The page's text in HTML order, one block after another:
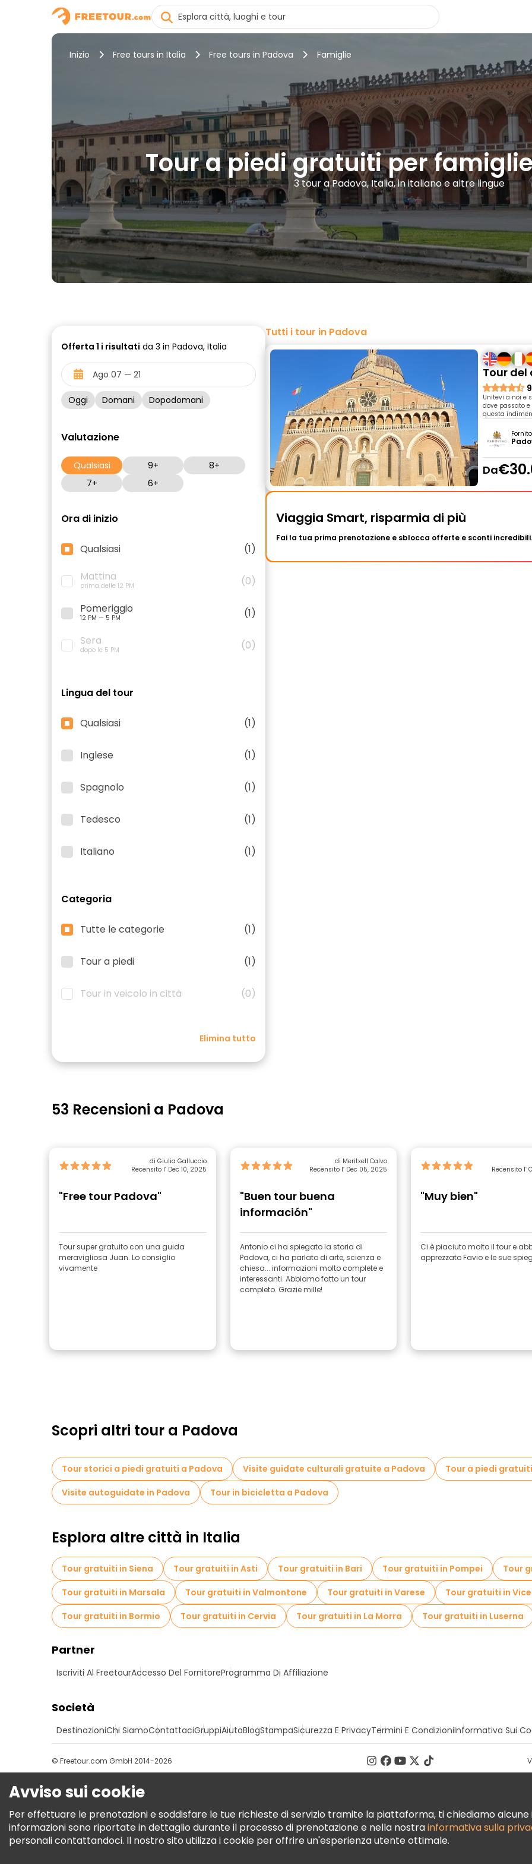
Inizio Free tours in Italia Free tours in Padova Famiglie
Tour a piedi gratuiti per
3 tour a Padova, Italia, in italiano e altre lingue
Offerta 1 i risultati da 3 in Padova, Italia
Oggi Domani Dopodomani
Valutazione
Qualsiasi 9+
8+
7+
6+
Ora di inizio
Qualsiasi
(1)
Mattina
prima delle 12 PM
(0)
Pomeriggio
12 PM — 5 PM
(1)
Sera
dopo le 5 PM (0)
Lingua del tour
Qualsiasi (1)
Inglese (1)
Spagnolo (1)
Tedesco (1)
Italiano (1)
Categoria
Tutte le categorie (1)
Tour a piedi (1)
Tour in veicolo in città (0)
Elimina tutto
Tutti i tour in Padova
Tour
Unitevi a noi e
dove passato
questa
Da
Viaggia Smart, risparmia di più
Fai la tua prima prenotazione e sblocca offerte e sconti incredibili.
53 Recensioni a Padova
di Giulia Galluccio
Recensito l’ Dec 10, 2025
"Free tour Padova"
Tour super gratuito con una guida
meravigliosa Juan. Lo consiglio
vivamente
di Meritxell Calvo
Recensito l’ Dec 05, 2025
"Buen tour buena
información"
Antonio ci ha spiegato la storia di
Padova, ci ha parlato di arte, scienza e
chiesa... informazioni molto complete e
interessanti. Abbiamo fatto un tour
completo. Grazie mille!
Recensito l’
"Muy bien"
Ci è piaciuto molto il tour e
apprezzato Favio e le sue
Scopri altri tour a Padova
Tour storici a piedi gratuiti a Padova Visite guidate culturali gratuite a Padova
Tour a piedi
Visite autoguidate in Padova
Tour in bicicletta a Padova
Esplora altre città in Italia
Tour gratuiti in Siena Tour gratuiti in Asti Tour gratuiti in Bari Tour gratuiti in Pompei
Tour
Tour gratuiti in Marsala
Tour gratuiti in Valmontone Tour gratuiti in Varese
Tour gratuiti in
Tour gratuiti in Bormio
Tour gratuiti in Cervia Tour gratuiti in La Morra Tour gratuiti in Luserna
Partner
Iscriviti Al FreetourAccesso Del FornitoreProgramma Di Affiliazione
Società
DestinazioniChi SiamoContattaciGruppiAiutoBlogStampaSicurezza E PrivacyTermini E CondizioniInformativa Sui
© Freetour.com GmbH 2014-2026
Avviso sui cookie
Per effettuare le prenotazioni e soddisfare le tue richieste di servizio tramite la piattaforma, ti chiediamo alcune
informazioni sono riportate in dettaglio durante il processo di prenotazione e nella nostrainformativa sulla
personali contattandoci. Il nostro sito utilizza i cookie per offrire un'esperienza utente ottimale.